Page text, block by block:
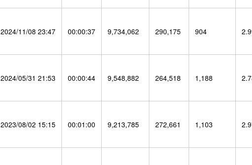
2024/11/08 23:47 00:00:37 9,734,062 290,175 904
2024/05/31 21:53 00:00:44 9,548,882 264,518 1,188
2023/08/02 15:15 00:01:00 9,213,785 272,661 1,103